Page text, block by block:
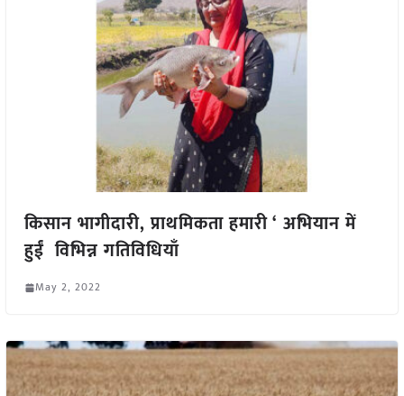
किसान भागीदारी, प्राथमिकता हमारी ‘ अभियान में
हुईं विभिन्न गतिविधियाँ
May 2, 2022